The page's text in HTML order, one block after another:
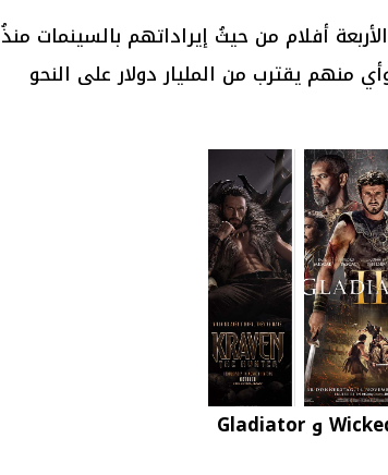
أفلام من حيثُ إيراداتهم بالسينمات منذُ
يقترب من المليار دولار على النحو
صور أفيشات أفلام Moana 2 و Wicked و Gladiator